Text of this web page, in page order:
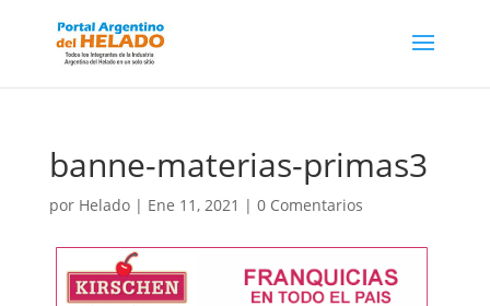
banne-materias-primas3
por Helado| Ene 11, 2021 | 0 Comentarios